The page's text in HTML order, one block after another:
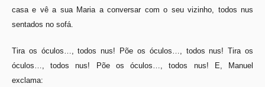
casa e vê a sua Maria a conversar com o seu vizinho, todos nus
sentados no sofá.
Tira os óculos…, todos nus! Põe os óculos…, todos nus! Tira os
óculos…, todos nus! Põe os óculos…, todos nus! E, Manuel
exclama: